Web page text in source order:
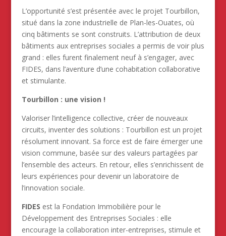
L’opportunité s’est présentée avec le projet Tourbillon,
situé dans la zone industrielle de Plan-les-Ouates, où
cinq bâtiments se sont construits. L’attribution de deux
bâtiments aux entreprises sociales a permis de voir plus
grand : elles furent finalement neuf à s’engager, avec
FIDES, dans l’aventure d’une cohabitation collaborative
et stimulante.
Tourbillon : une vision !
Valoriser l’intelligence collective, créer de nouveaux
circuits, inventer des solutions : Tourbillon est un projet
résolument innovant. Sa force est de faire émerger une
vision commune, basée sur des valeurs partagées par
l’ensemble des acteurs. En retour, elles s’enrichissent de
leurs expériences pour devenir un laboratoire de
l’innovation sociale.
FIDES est la Fondation Immobilière pour le
Développement des Entreprises Sociales : elle
encourage la collaboration inter-entreprises, stimule et